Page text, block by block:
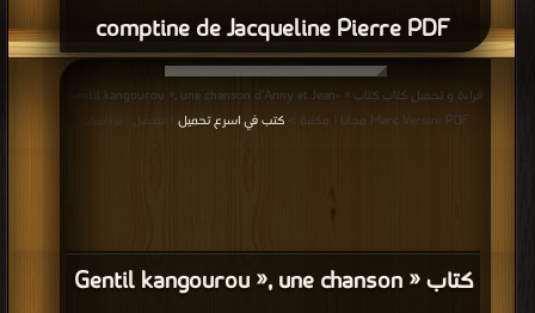
comptine de Jacqueline Pierre PDF
كتاب « Gentil kangourou », une chanson
قراءة و تحميل كتاب كتاب « Gentil kangourou », une chanson d’Anny et Jean-
Marc Versini PDF مجانا | مكتبة >
كتب في اسرع تحميل | التحميل : مرة/مرات